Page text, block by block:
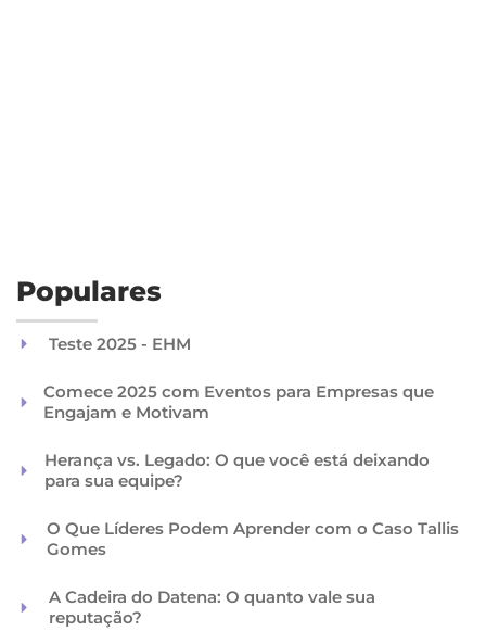
Populares
Teste 2025 - EHM
Comece 2025 com Eventos para Empresas que
Engajam e Motivam
Herança vs. Legado: O que você está deixando
para sua equipe?
O Que Líderes Podem Aprender com o Caso Tallis
Gomes
A Cadeira do Datena: O quanto vale sua
reputação?